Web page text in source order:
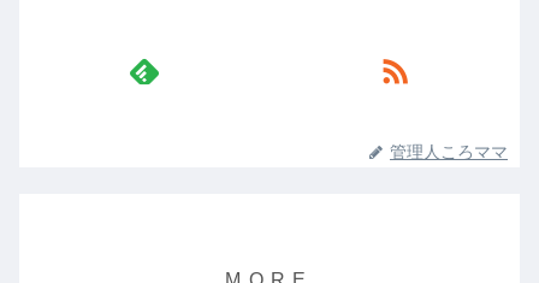
管理人ころママ